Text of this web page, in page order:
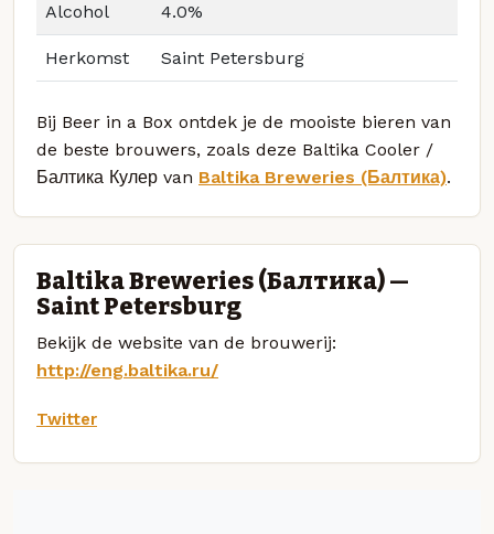
Alcohol 4.0%
Herkomst Saint Petersburg
Bij Beer in a Box ontdek je de mooiste bieren van
de beste brouwers, zoals deze Baltika Cooler /
Балтика Кулер van Baltika Breweries (Балтика).
Baltika Breweries (Балтика) —
Saint Petersburg
Bekijk de website van de brouwerij:
http://eng.baltika.ru/
Twitter